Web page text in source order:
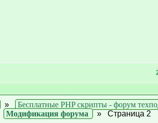
»
Бесплатные PHP скрипты - форум
Модификация форума » Страница 2